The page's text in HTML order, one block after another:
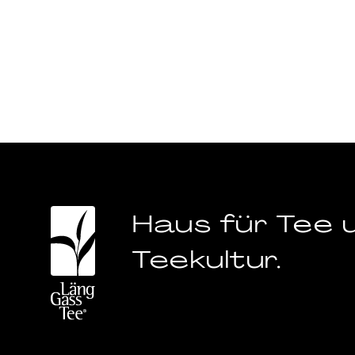
Haus für Tee
Teekultur.